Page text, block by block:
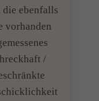
die ebenfalls
vorhanden
/